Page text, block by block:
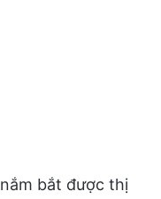
bắt được thị